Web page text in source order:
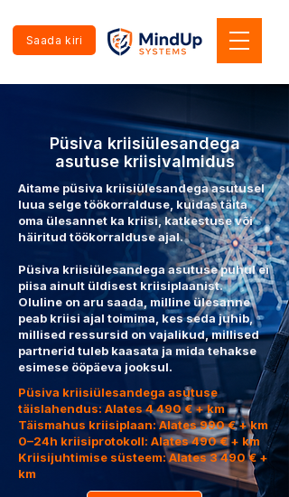
Saada kiri
Püsiva kriisiülesandega
asutuse kriisivalmidus
Aitame püsiva kriisiülesandega asutusel
luua selge töökorralduse, kuidas täita
oma ülesannet ka kriisi, katkestuse või
häiritud töökorralduse ajal.
Püsiva kriisiülesandega asutuse puhul ei
piisa ainult üldisest kriisiplaanist.
Oluline on aru saada, milline ülesanne
peab kriisi ajal toimima, kes seda juhib,
millised ressursid on vajalikud, millised
partnerid tuleb kaasata ja mida tehakse
esimese ööpäeva jooksul.
Püsiva kriisiülesandega asutuse
täislahendus: Alates 4 490 € + km
Täismahus kriisiplaan: Alates 990 € + km
0–24h kriisiprotokoll: Alates 490 € + km
Kriisijuhtimise süsteem: Alates 3 490 € +
km